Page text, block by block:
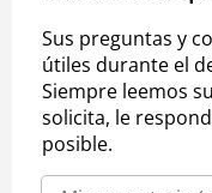
Sus preguntas y
útiles durante el
Siempre leemos
solicita, le
posible.